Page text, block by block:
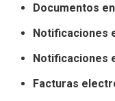
Documentos
Notificaciones
Notificaciones
Facturas